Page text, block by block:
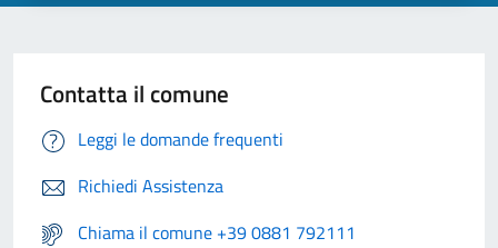
Contatta il comune
Leggi le domande frequenti
Richiedi Assistenza
Chiama il comune +39 0881 792111